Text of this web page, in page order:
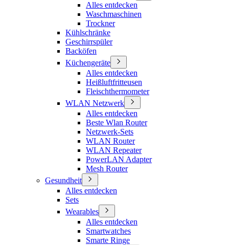
Alles entdecken
Waschmaschinen
Trockner
Kühlschränke
Geschirrspüler
Backöfen
Küchengeräte
Alles entdecken
Heißluftfritteusen
Fleischthermometer
WLAN Netzwerk
Alles entdecken
Beste Wlan Router
Netzwerk-Sets
WLAN Router
WLAN Repeater
PowerLAN Adapter
Mesh Router
Gesundheit
Alles entdecken
Sets
Wearables
Alles entdecken
Smartwatches
Smarte Ringe